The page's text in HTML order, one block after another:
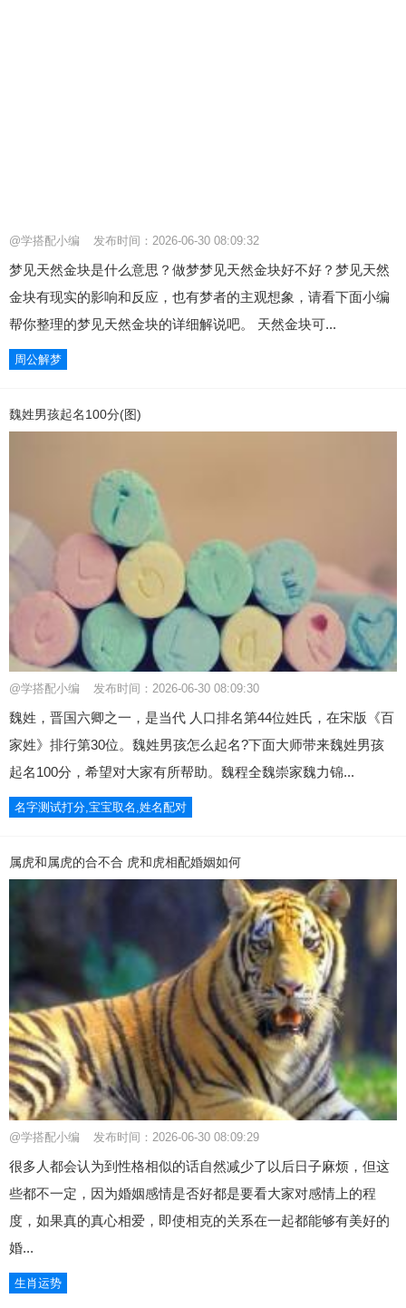
@学搭配小编 发布时间：2026-06-30 08:09:32
梦见天然金块是什么意思？做梦梦见天然金块好不好？梦见天然
金块有现实的影响和反应，也有梦者的主观想象，请看下面小编
帮你整理的梦见天然金块的详细解说吧。 天然金块可...
周公解梦
魏姓男孩起名100分(图)
@学搭配小编 发布时间：2026-06-30 08:09:30
魏姓，晋国六卿之一，是当代 人口排名第44位姓氏，在宋版《百
家姓》排行第30位。魏姓男孩怎么起名?下面大师带来魏姓男孩
起名100分，希望对大家有所帮助。魏程全魏崇家魏力锦...
名字测试打分,宝宝取名,姓名配对
属虎和属虎的合不合 虎和虎相配婚姻如何
@学搭配小编 发布时间：2026-06-30 08:09:29
很多人都会认为到性格相似的话自然减少了以后日子麻烦，但这
些都不一定，因为婚姻感情是否好都是要看大家对感情上的程
度，如果真的真心相爱，即使相克的关系在一起都能够有美好的
婚...
生肖运势